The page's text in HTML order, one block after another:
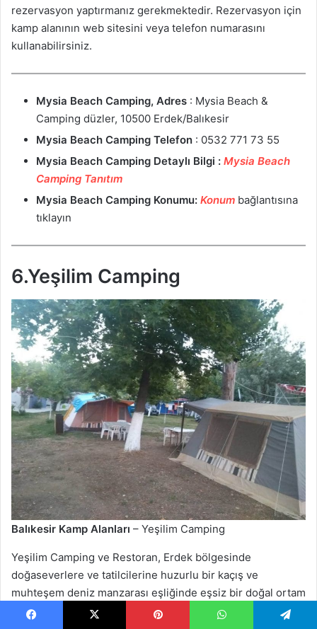
rezervasyon yaptırmanız gerekmektedir. Rezervasyon için
kamp alanının web sitesini veya telefon numarasını
kullanabilirsiniz.
Mysia Beach Camping, Adres : Mysia Beach &
Camping düzler, 10500 Erdek/Balıkesir
Mysia Beach Camping Telefon : 0532 771 73 55
Mysia Beach Camping Detaylı Bilgi : Mysia Beach
Camping Tanıtım
Mysia Beach Camping Konumu: Konum bağlantısına
tıklayın
6.Yeşilim Camping
Balıkesir Kamp Alanları – Yeşilim Camping
Yeşilim Camping ve Restoran, Erdek bölgesinde
doğaseverlere ve tatilcilerine huzurlu bir kaçış ve
muhteşem deniz manzarası eşliğinde eşsiz bir doğal ortam
sunuyor. Kamp yapmanın yanı sıra restoran hizmeti de